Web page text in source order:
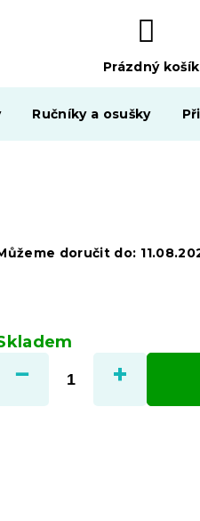
NÁKUPNÍ
KOŠÍK
Prázdný košík
Ručníky a osušky
doručit do: